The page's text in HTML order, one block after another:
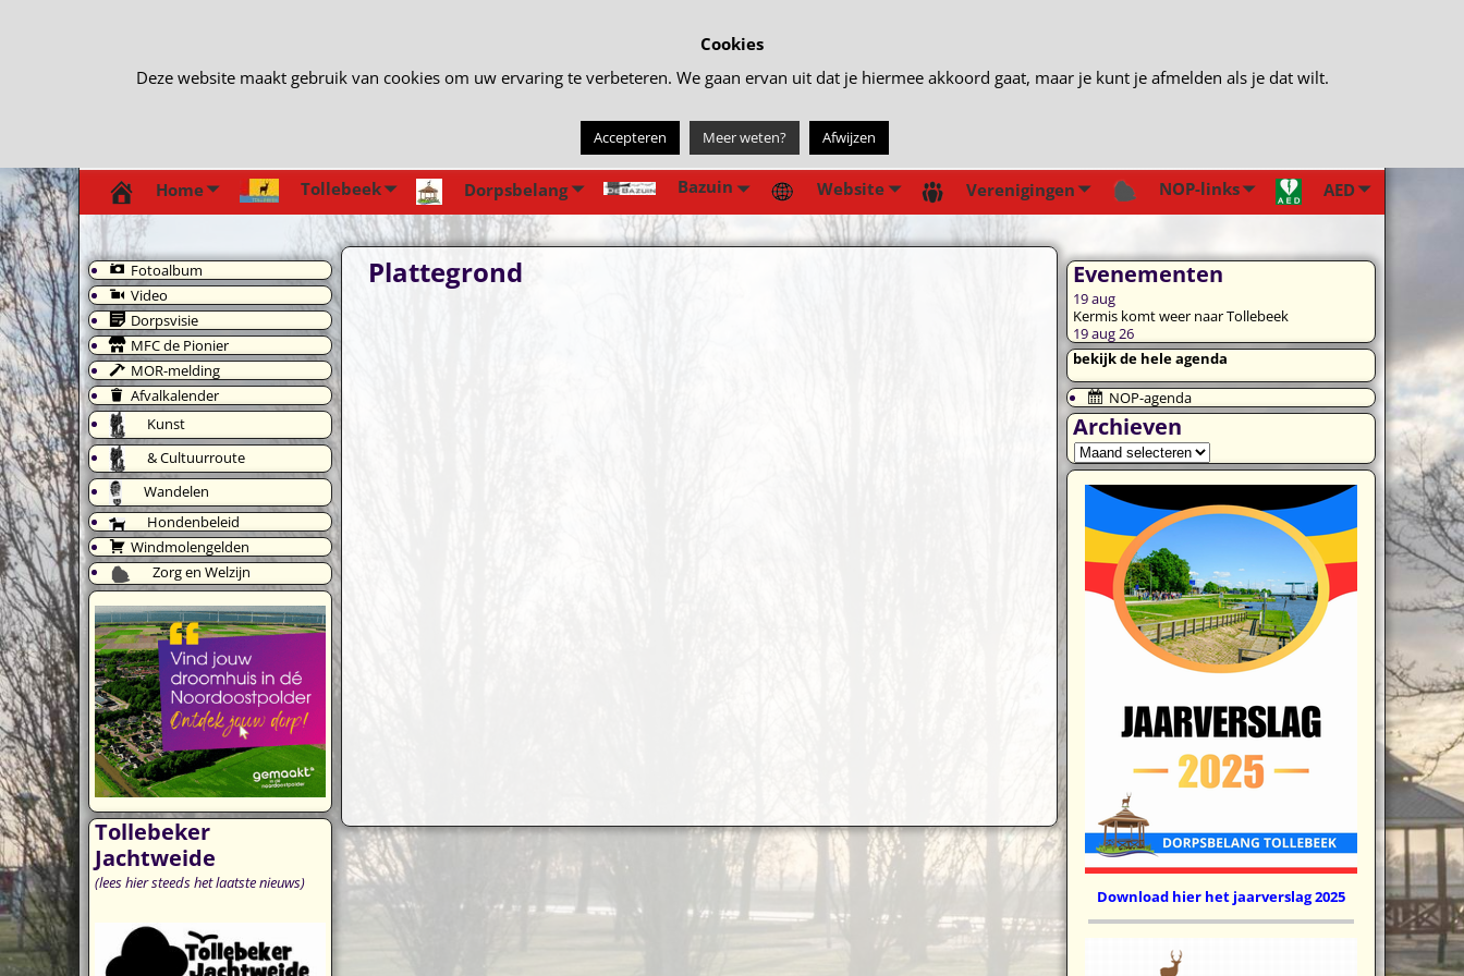
Home Tollebeek Dorpsbelang Bazuin Website Verenigingen NOP-links AED
Plattegrond
Fotoalbum
Video
Dorpsvisie
MFC de Pionier
MOR-melding
Afvalkalender
Kunst
& Cultuurroute
Wandelen
Hondenbeleid
Windmolengelden
Zorg en Welzijn
Tollebeker
Jachtweide
(lees hier steeds het laatste nieuws)
Evenementen
19aug
Kermis komt weer naar Tollebeek
19 aug 26
bekijk de hele agenda
NOP-agenda
Archieven
Download hier het jaarverslag 2025
Cookies
Deze website maakt gebruik van cookies om uw ervaring te verbeteren. We gaan ervan uit dat je hiermee akkoord gaat, maar je kunt je afmelden als je dat wilt.
Accepteren Meer weten? Afwijzen